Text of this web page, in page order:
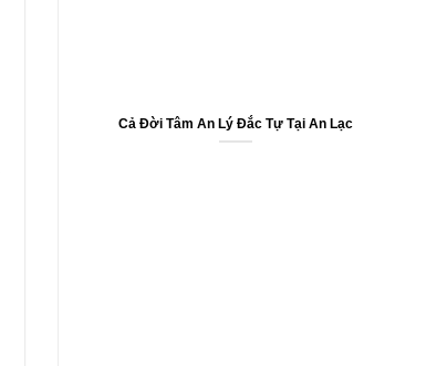
Cả Đời Tâm An Lý Đắc Tự Tại An Lạc